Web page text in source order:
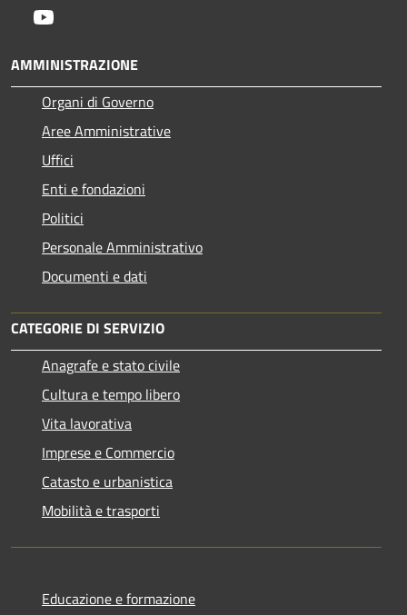
AMMINISTRAZIONE
Organi di Governo
Aree Amministrative
Uffici
Enti e fondazioni
Politici
Personale Amministrativo
Documenti e dati
CATEGORIE DI SERVIZIO
Anagrafe e stato civile
Cultura e tempo libero
Vita lavorativa
Imprese e Commercio
Catasto e urbanistica
Mobilità e trasporti
Educazione e formazione